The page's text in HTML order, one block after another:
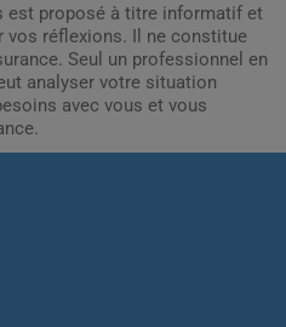
est proposé à titre informatif et
vos réflexions. Il ne constitue
Seul un professionnel en
analyser votre situation
avec vous et vous